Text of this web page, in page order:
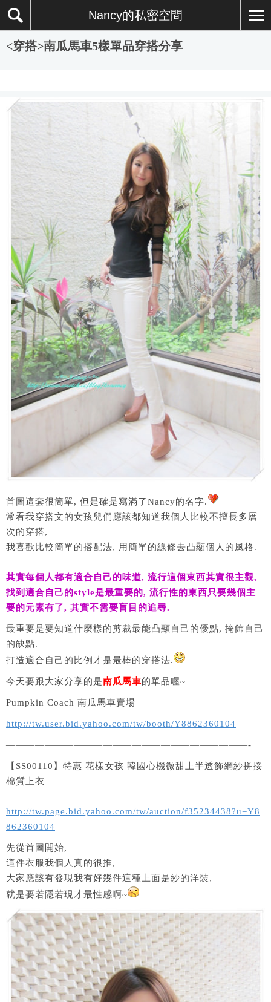
Nancy的私密空間
<穿搭>南瓜馬車5樣單品穿搭分享
首圖這套很簡單, 但是確是寫滿了Nancy的名字.
常看我穿搭文的女孩兒們應該都知道我個人比較不擅長多層
次的穿搭,
我喜歡比較簡單的搭配法, 用簡單的線條去凸顯個人的風格.
其實每個人都有適合自己的味道, 流行這個東西其實很主觀,
找到適合自己的style是最重要的, 流行性的東西只要幾個主
要的元素有了, 其實不需要盲目的追尋.
最重要是要知道什麼樣的剪裁最能凸顯自己的優點, 掩飾自己
的缺點.
打造適合自己的比例才是最棒的穿搭法.
今天要跟大家分享的是南瓜馬車的單品喔~
Pumpkin Coach 南瓜馬車賣場
http://tw.user.bid.yahoo.com/tw/booth/Y8862360104
—————————————————————————-
【SS00110】特惠 花樣女孩 韓國心機微甜上半透飾網紗拼接
棉質上衣
http://tw.page.bid.yahoo.com/tw/auction/f35234438?u=Y8
862360104
先從首圖開始,
這件衣服我個人真的很推,
大家應該有發現我有好幾件這種上面是紗的洋裝,
就是要若隱若現才最性感啊~